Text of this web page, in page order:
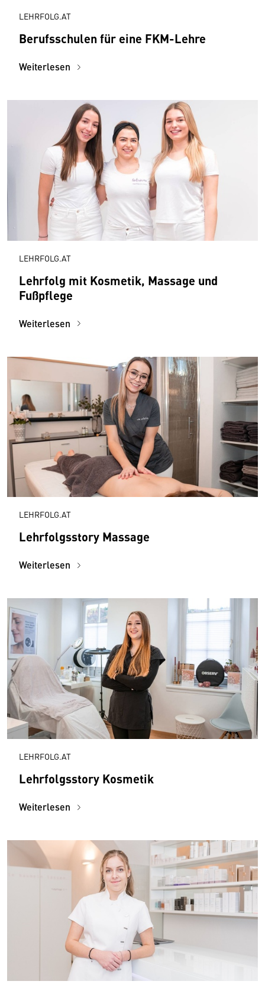
LEHRFOLG.AT
Berufsschulen für eine FKM-Lehre
Weiterlesen
LEHRFOLG.AT
Lehrfolg mit Kosmetik, Massage und
Fußpflege
Weiterlesen
LEHRFOLG.AT
Lehrfolgsstory Massage
Weiterlesen
LEHRFOLG.AT
Lehrfolgsstory Kosmetik
Weiterlesen